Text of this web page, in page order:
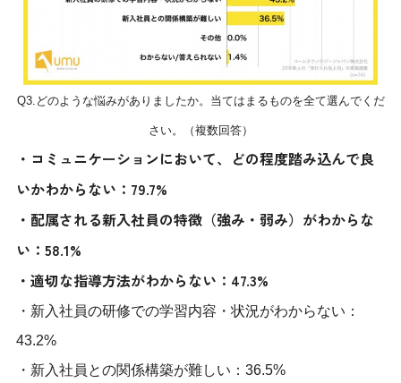
Q3.どのような悩みがありましたか。当てはまるものを全て選んでくだ
さい。（複数回答）
・コミュニケーションにおいて、どの程度踏み込んで良
いかわからない：79.7%
・配属される新入社員の特徴（強み・弱み）がわからな
い：58.1%
・適切な指導方法がわからない：47.3%
・新入社員の研修での学習内容・状況がわからない：
43.2%
・新入社員との関係構築が難しい：36.5%